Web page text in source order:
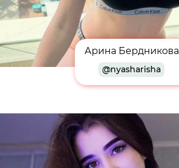
Арина Бердникова
@nyasharisha